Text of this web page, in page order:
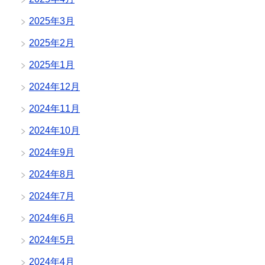
2025年3月
2025年2月
2025年1月
2024年12月
2024年11月
2024年10月
2024年9月
2024年8月
2024年7月
2024年6月
2024年5月
2024年4月